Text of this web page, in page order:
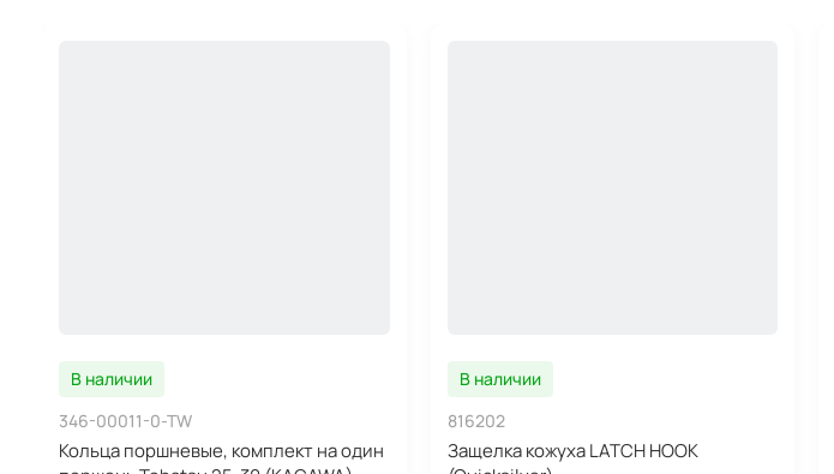
В наличии
346-00011-0-TW
Кольца поршневые, комплект на один
В наличии
816202
Защелка кожуха LATCH HOOK